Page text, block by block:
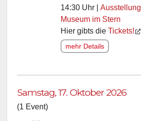
14:30 Uhr | Ausstellung
Museum im Stern
Hier gibts die Tickets!
mehr Details
Samstag, 17. Oktober 2026
(1 Event)